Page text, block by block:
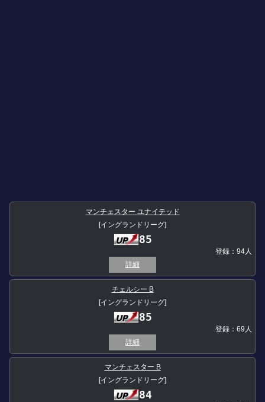
マンチェスター ユナイテッド
[イングランドリーグ]
85
登録：94人
詳細
チェルシー B
[イングランドリーグ]
85
登録：69人
詳細
マンチェスター B
[イングランドリーグ]
84